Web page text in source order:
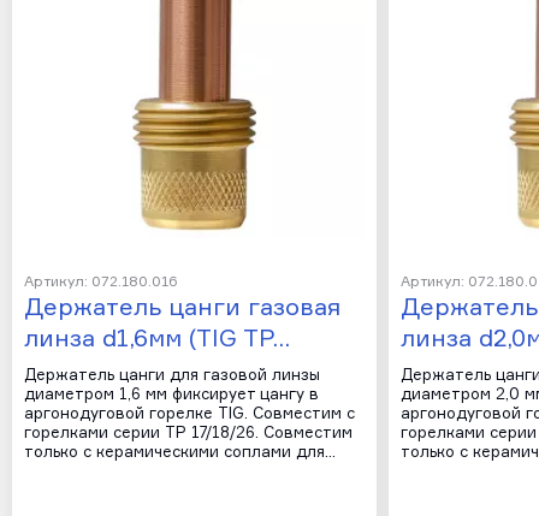
Артикул: 072.180.016
Держатель цанги газовая
линза d1,6мм (TIG TP…
Держатель цанги для газовой линзы
диаметром 1,6 мм фиксирует цангу в
аргонодуговой горелке TIG. Совместим с
горелками серии TP 17/18/26. Совместим
только с керамическими соплами для…
Артикул:
Держатель
линза
Держатель
диаметром 2,0
аргонодуговой
горелками
только с